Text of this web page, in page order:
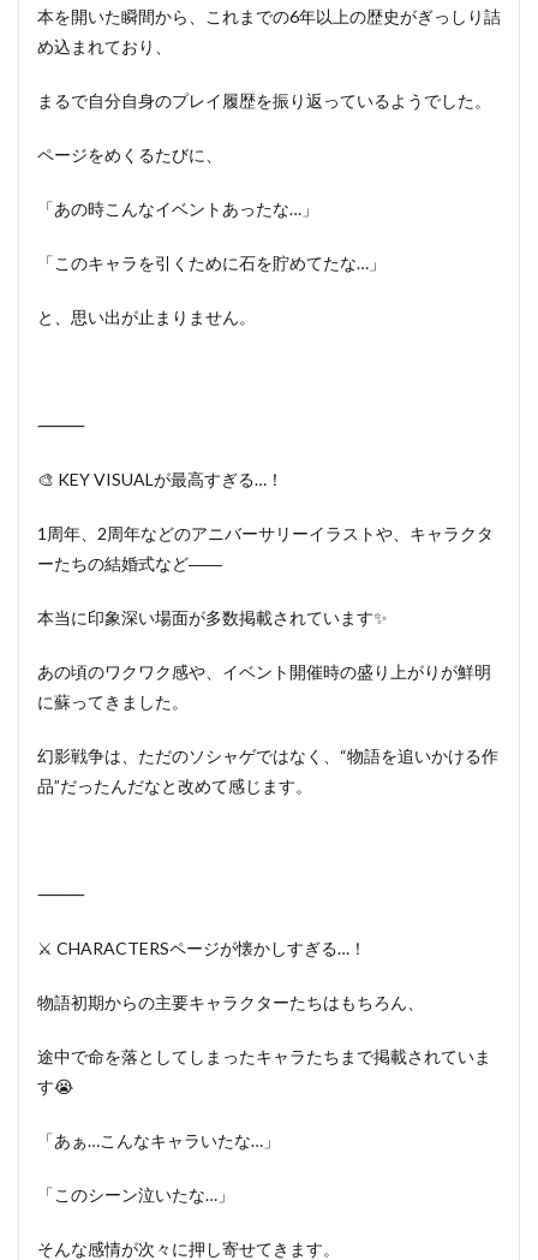
本を開いた瞬間から、これまでの6年以上の歴史がぎっしり詰
め込まれており、
まるで自分自身のプレイ履歴を振り返っているようでした。
ページをめくるたびに、
「あの時こんなイベントあったな…」
「このキャラを引くために石を貯めてたな…」
と、思い出が止まりません。
⸻
🎨 KEY VISUALが最高すぎる…！
1周年、2周年などのアニバーサリーイラストや、キャラクタ
ーたちの結婚式など――
本当に印象深い場面が多数掲載されています✨
あの頃のワクワク感や、イベント開催時の盛り上がりが鮮明
に蘇ってきました。
幻影戦争は、ただのソシャゲではなく、“物語を追いかける作
品”だったんだなと改めて感じます。
⸻
⚔️ CHARACTERSページが懐かしすぎる…！
物語初期からの主要キャラクターたちはもちろん、
途中で命を落としてしまったキャラたちまで掲載されていま
す😭
「あぁ…こんなキャラいたな…」
「このシーン泣いたな…」
そんな感情が次々に押し寄せてきます。